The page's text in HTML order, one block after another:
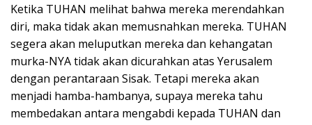
Ketika TUHAN melihat bahwa mereka merendahkan
diri, maka tidak akan memusnahkan mereka. TUHAN
segera akan meluputkan mereka dan kehangatan
murka-NYA tidak akan dicurahkan atas Yerusalem
dengan perantaraan Sisak. Tetapi mereka akan
menjadi hamba-hambanya, supaya mereka tahu
membedakan antara mengabdi kepada TUHAN dan